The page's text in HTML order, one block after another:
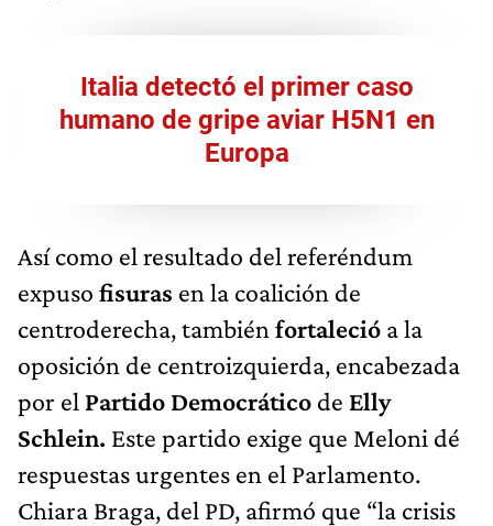
Italia detectó el primer caso
humano de gripe aviar H5N1 en
Europa
Así como el resultado del referéndum
expuso fisuras en la coalición de
centroderecha, también fortaleció a la
oposición de centroizquierda, encabezada
por el Partido Democrático de Elly
Schlein. Este partido exige que Meloni dé
respuestas urgentes en el Parlamento.
Chiara Braga, del PD, afirmó que “la crisis